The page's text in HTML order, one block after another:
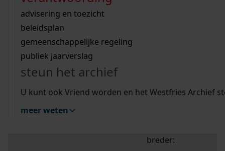
bouwvergunningen
omgevingsvergunningen
vergunningen
beeld en geluid
uitleg nodig?
Wij helpen u op weg met een aantal zoektips.
bekijk alle zoektips
Wij helpen u op weg met een aantal zoektips.
bekijk alle zoektips
bekijk ons geschiedenislokaal
advisering en toezicht
beleidsplan
gemeenschappelijke regeling
publiek jaarverslag
steun het archief
U kunt ook Vriend worden en het Westfries Archief
meer weten
zoektips
Mijn Studiezaal (inloggen)
uw zoekopdracht te
breder: